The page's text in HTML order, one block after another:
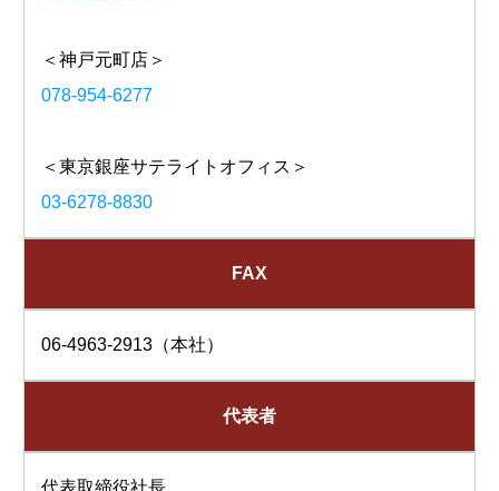
＜神戸元町店＞
078-954-6277
＜東京銀座サテライトオフィス＞
03-6278-8830
FAX
06-4963-2913（本社）
代表者